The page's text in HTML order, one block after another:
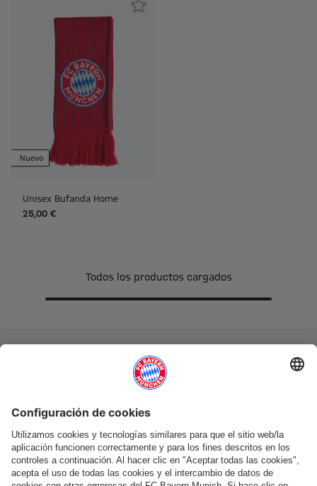
Nuevo
Unisex Bufanda Home
25,00 €
Todos los productos cargados
Más categorías